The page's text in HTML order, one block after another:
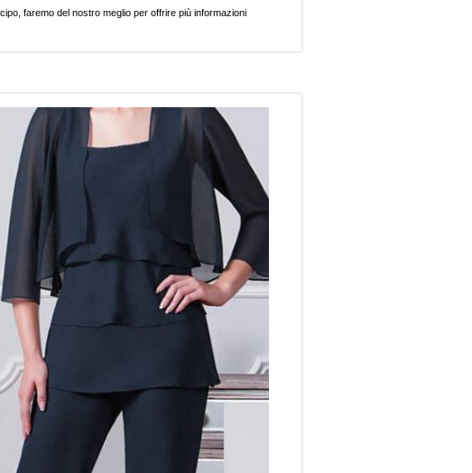
faremo del nostro meglio per offrire più informazioni